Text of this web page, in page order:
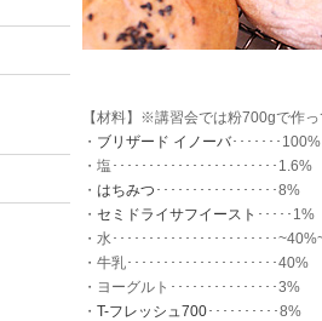
【材料】※講習会では粉700gで作
・ ブリザード イノーバ･･･････100%
・塩･･･････････････････････1.6%
・ はちみつ ･････････････････8%
・ セミドライサフイースト ･････1%
・水･･･････････････････････
・牛乳･････････････････････40%
・ヨーグルト･･･････････････3%
・ T-フレッシュ700･･････････8%